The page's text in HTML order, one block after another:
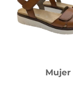
Mujer